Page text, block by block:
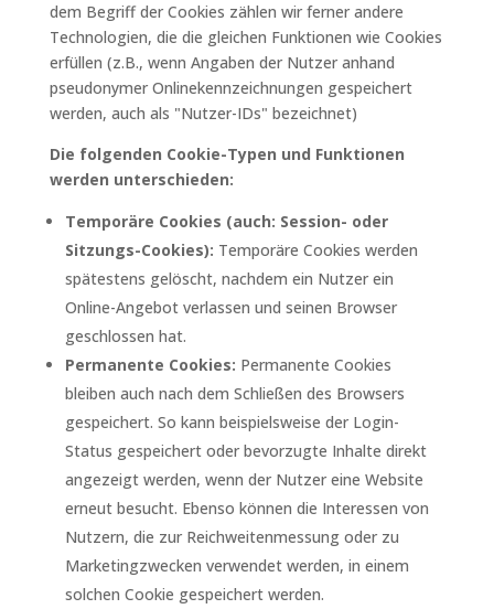
dem Begriff der Cookies zählen wir ferner andere
Technologien, die die gleichen Funktionen wie Cookies
erfüllen (z.B., wenn Angaben der Nutzer anhand
pseudonymer Onlinekennzeichnungen gespeichert
werden, auch als "Nutzer-IDs" bezeichnet)
Die folgenden Cookie-Typen und Funktionen
werden unterschieden:
Temporäre Cookies (auch: Session- oder
Sitzungs-Cookies): Temporäre Cookies werden
spätestens gelöscht, nachdem ein Nutzer ein
Online-Angebot verlassen und seinen Browser
geschlossen hat.
Permanente Cookies: Permanente Cookies
bleiben auch nach dem Schließen des Browsers
gespeichert. So kann beispielsweise der Login-
Status gespeichert oder bevorzugte Inhalte direkt
angezeigt werden, wenn der Nutzer eine Website
erneut besucht. Ebenso können die Interessen von
Nutzern, die zur Reichweitenmessung oder zu
Marketingzwecken verwendet werden, in einem
solchen Cookie gespeichert werden.